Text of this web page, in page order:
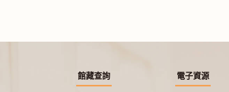
館藏查詢 電子資源